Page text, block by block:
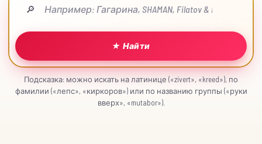
★ Найти
Подсказка: можно искать на латинице («zivert», «kreed»), по
фамилии («лепс», «киркоров») или по названию группы («руки
вверх», «mutabor»).